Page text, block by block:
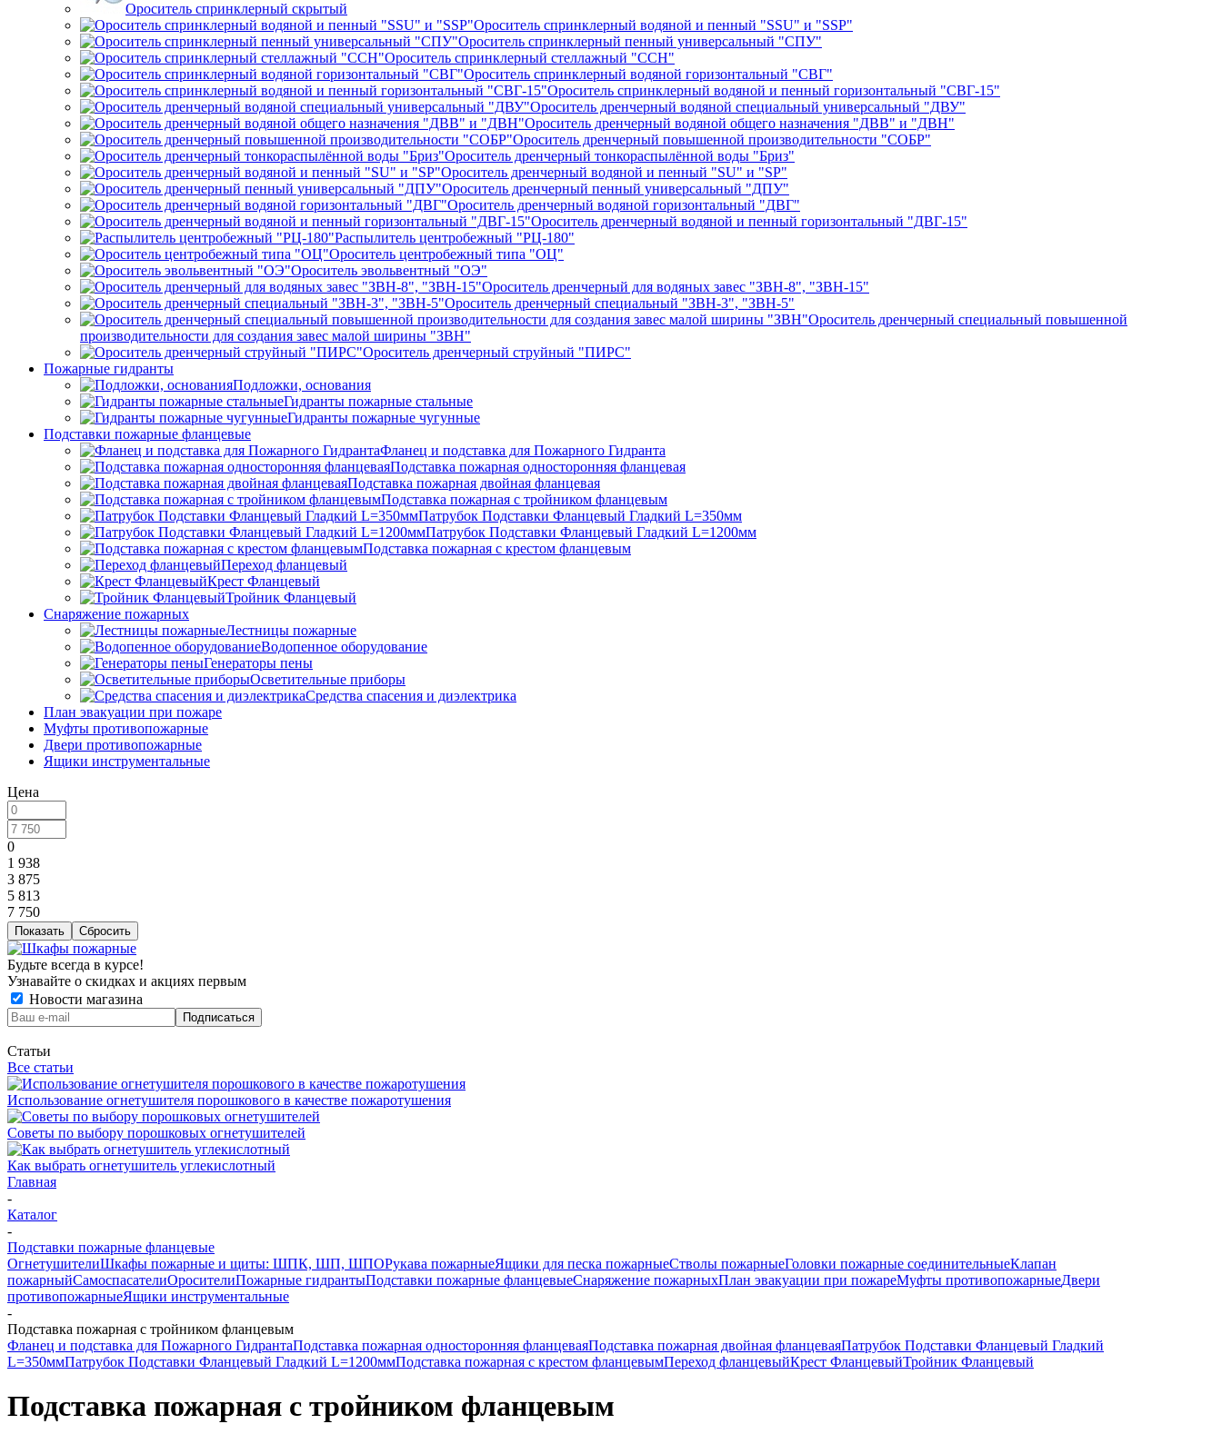
Ороситель спринклерный скрытый
Ороситель спринклерный водяной и пенный "SSU" и "SSP"
Ороситель спринклерный пенный универсальный "СПУ"
Ороситель спринклерный стеллажный "ССН"
Ороситель спринклерный водяной горизонтальный "СВГ"
Ороситель спринклерный водяной и пенный горизонтальный "СВГ-15"
Ороситель дренчерный водяной специальный универсальный "ДВУ"
Ороситель дренчерный водяной общего назначения "ДВВ" и "ДВН"
Ороситель дренчерный повышенной производительности "СОБР"
Ороситель дренчерный тонкораспылённой воды "Бриз"
Ороситель дренчерный водяной и пенный "SU" и "SP"
Ороситель дренчерный пенный универсальный "ДПУ"
Ороситель дренчерный водяной горизонтальный "ДВГ"
Ороситель дренчерный водяной и пенный горизонтальный "ДВГ-15"
Распылитель центробежный "РЦ-180"
Ороситель центробежный типа "ОЦ"
Ороситель эвольвентный "ОЭ"
Ороситель дренчерный для водяных завес "ЗВН-8", "ЗВН-15"
Ороситель дренчерный специальный "ЗВН-3", "ЗВН-5"
Ороситель дренчерный специальный повышенной
производительности для создания завес малой ширины "ЗВН"
Ороситель дренчерный струйный "ПИРС"
Пожарные гидранты
Подложки, основания
Гидранты пожарные стальные
Гидранты пожарные чугунные
Подставки пожарные фланцевые
Фланец и подставка для Пожарного Гидранта
Подставка пожарная односторонняя фланцевая
Подставка пожарная двойная фланцевая
Подставка пожарная с тройником фланцевым
Патрубок Подставки Фланцевый Гладкий L=350мм
Патрубок Подставки Фланцевый Гладкий L=1200мм
Подставка пожарная с крестом фланцевым
Переход фланцевый
Крест Фланцевый
Тройник Фланцевый
Снаряжение пожарных
Лестницы пожарные
Водопенное оборудование
Генераторы пены
Осветительные приборы
Средства спасения и диэлектрика
План эвакуации при пожаре
Муфты противопожарные
Двери противопожарные
Ящики инструментальные
Цена
0
1 938
3 875
5 813
7 750
Сбросить
Будьте всегда в курсе!
Узнавайте о скидках и акциях первым
Новости магазина
Статьи
Все статьи
Использование огнетушителя порошкового в качестве пожаротушения
Советы по выбору порошковых огнетушителей
Как выбрать огнетушитель углекислотный
Главная
-
Каталог
-
Подставки пожарные фланцевые
ОгнетушителиШкафы пожарные и щиты: ШПК, ШП, ШПОРукава пожарныеЯщики для песка пожарныеСтволы пожарныеГоловки пожарные соединительныеКлапан
пожарныйСамоспасателиОросителиПожарные гидрантыПодставки пожарные фланцевыеСнаряжение пожарныхПлан эвакуации при пожареМуфты противопожарныеДвери
противопожарныеЯщики инструментальные
-
Подставка пожарная с тройником фланцевым
Фланец и подставка для Пожарного ГидрантаПодставка пожарная односторонняя фланцеваяПодставка пожарная двойная фланцеваяПатрубок Подставки Фланцевый Гладкий
L=350ммПатрубок Подставки Фланцевый Гладкий L=1200ммПодставка пожарная с крестом фланцевымПереход фланцевыйКрест ФланцевыйТройник Фланцевый
Подставка пожарная с тройником фланцевым